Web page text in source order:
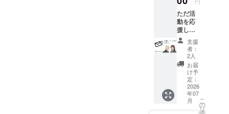
ROPPONGI-
、合同会社
アットワー
ジェクトの
設立・運営
も手がけて
いる。
ただ活
動を応
援した
い方は
こちら
へ。 お
礼の
メッ
セージ
を送ら
せてい
ただき
ます。
支援
者：
2人
お届
け予
定：
2026
年07
月
こ
の
リ